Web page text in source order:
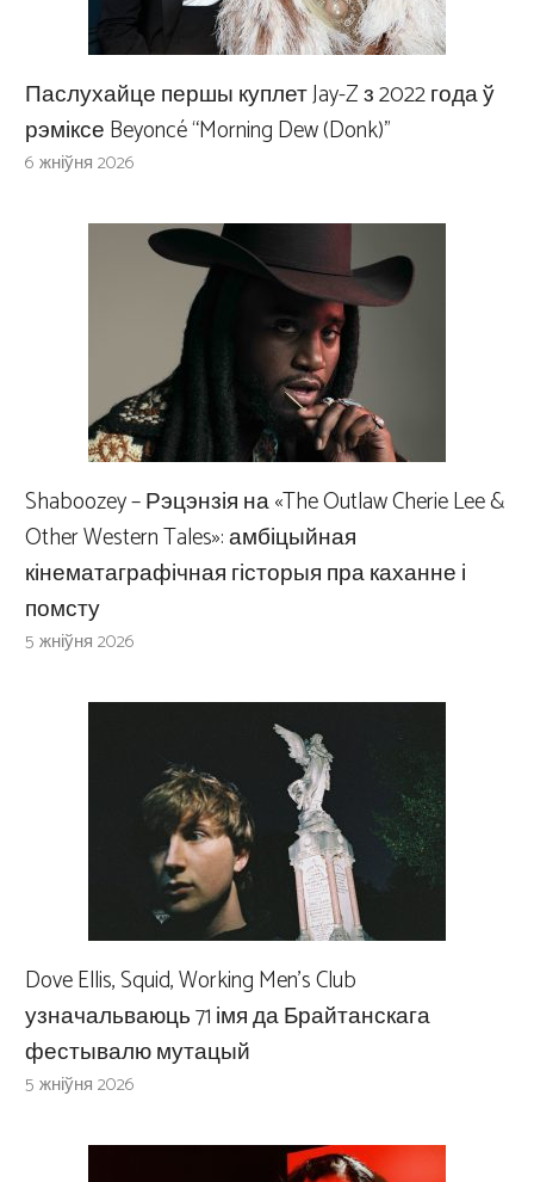
Паслухайце першы куплет Jay-Z з 2022 года ў
рэміксе Beyoncé “Morning Dew (Donk)”
6 жніўня 2026
Shaboozey – Рэцэнзія на «The Outlaw Cherie Lee &
Other Western Tales»: амбіцыйная
кінематаграфічная гісторыя пра каханне і
помсту
5 жніўня 2026
Dove Ellis, Squid, Working Men’s Club
узначальваюць 71 імя да Брайтанскага
фестывалю мутацый
5 жніўня 2026